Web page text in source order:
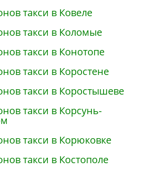
такси в Ковеле
такси в Коломые
такси в Конотопе
такси в Коростене
такси в Коростышеве
такси в Корсунь-
такси в Корюковке
такси в Костополе